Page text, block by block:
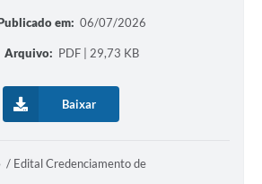
em: 06/07/2026
Arquivo: PDF | 29,73 KB
Baixar
Edital Credenciamento de